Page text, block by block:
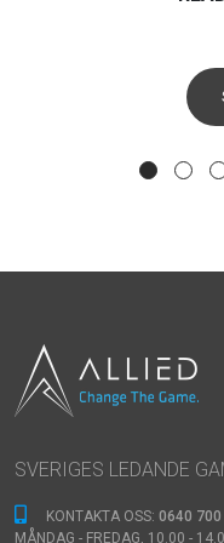
SVERIGES LEDANDE
KONTAKTA OSS: 0640 700
MÅNDAG - FREDAG, 10.00 -